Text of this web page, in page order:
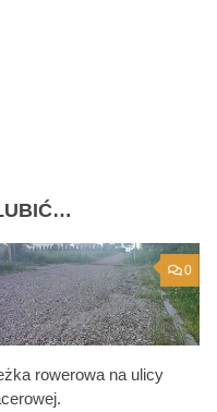
0
rowerowa na ulicy